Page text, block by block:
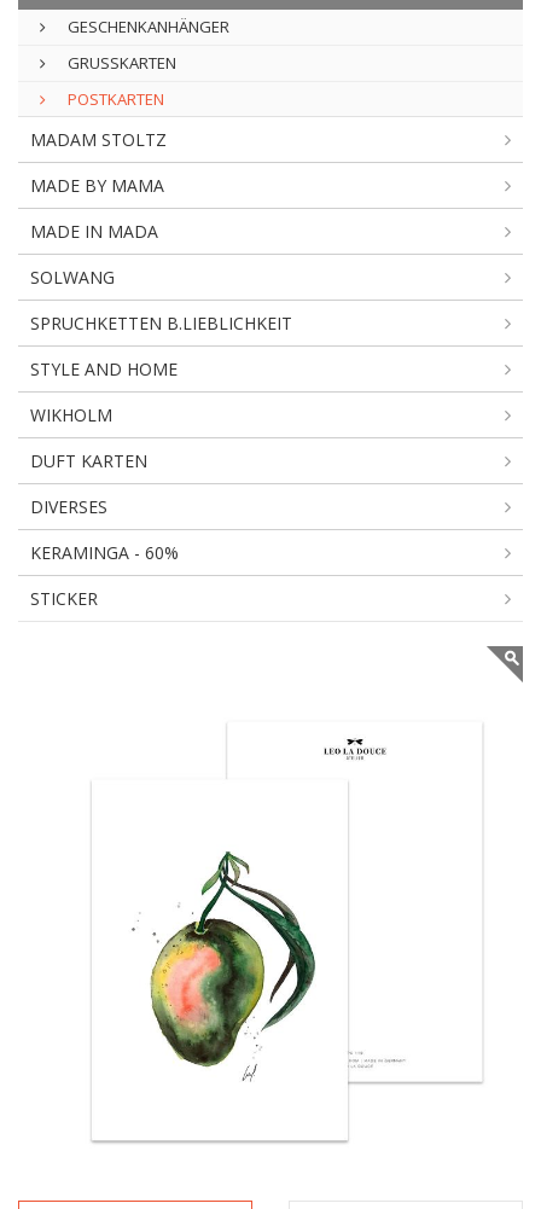
GESCHENKANHÄNGER
GRUSSKARTEN
POSTKARTEN
MADAM STOLTZ
MADE BY MAMA
MADE IN MADA
SOLWANG
SPRUCHKETTEN B.LIEBLICHKEIT
STYLE AND HOME
WIKHOLM
DUFT KARTEN
DIVERSES
KERAMINGA - 60%
STICKER